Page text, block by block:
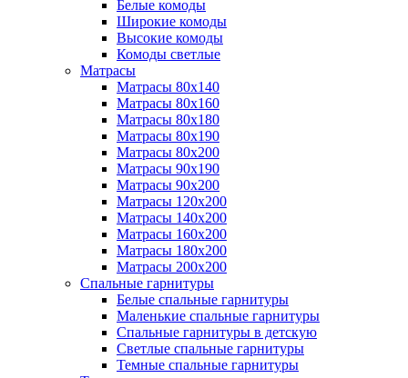
Белые комоды
Широкие комоды
Высокие комоды
Комоды светлые
Матрасы
Матрасы 80х140
Матрасы 80х160
Матрасы 80х180
Матрасы 80х190
Матрасы 80х200
Матрасы 90х190
Матрасы 90х200
Матрасы 120х200
Матрасы 140х200
Матрасы 160х200
Матрасы 180х200
Матрасы 200х200
Спальные гарнитуры
Белые спальные гарнитуры
Маленькие спальные гарнитуры
Спальные гарнитуры в детскую
Светлые спальные гарнитуры
Темные спальные гарнитуры